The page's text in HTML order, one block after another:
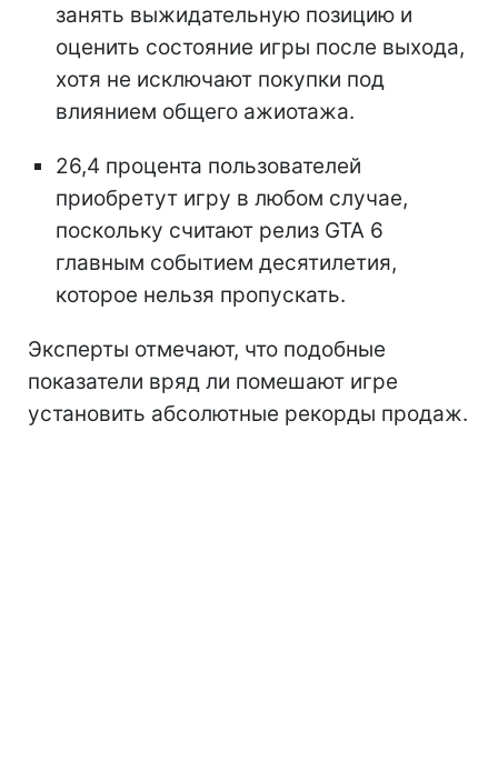
занять выжидательную позицию и
оценить состояние игры после выхода,
хотя не исключают покупки под
влиянием общего ажиотажа.
26,4 процента пользователей
приобретут игру в любом случае,
поскольку считают релиз GTA 6
главным событием десятилетия,
которое нельзя пропускать.
Эксперты отмечают, что подобные
показатели вряд ли помешают игре
установить абсолютные рекорды продаж.